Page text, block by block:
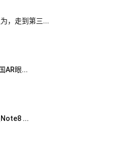
，走到第三...
AR眼...
...